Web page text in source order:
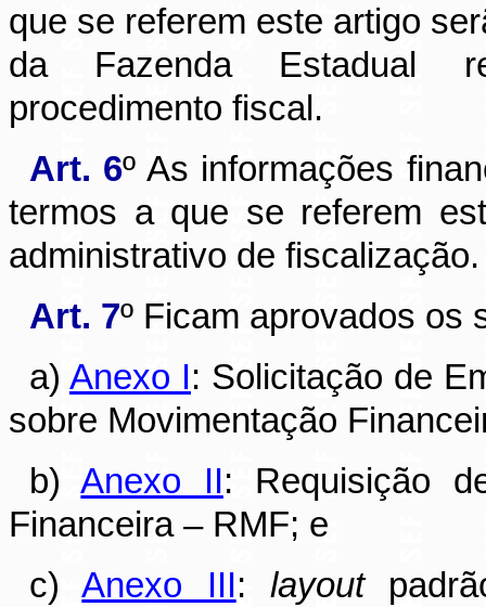
que se referem este artigo
da Fazenda Estadual
procedimento fiscal.
Art. 6º As informações
termos a que se referem
administrativo de fiscalização.
Art. 7º Ficam aprovados os
a) Anexo I: Solicitação de
sobre Movimentação
b)Anexo II: Requisição
Financeira – RMF; e
c)Anexo III:layout